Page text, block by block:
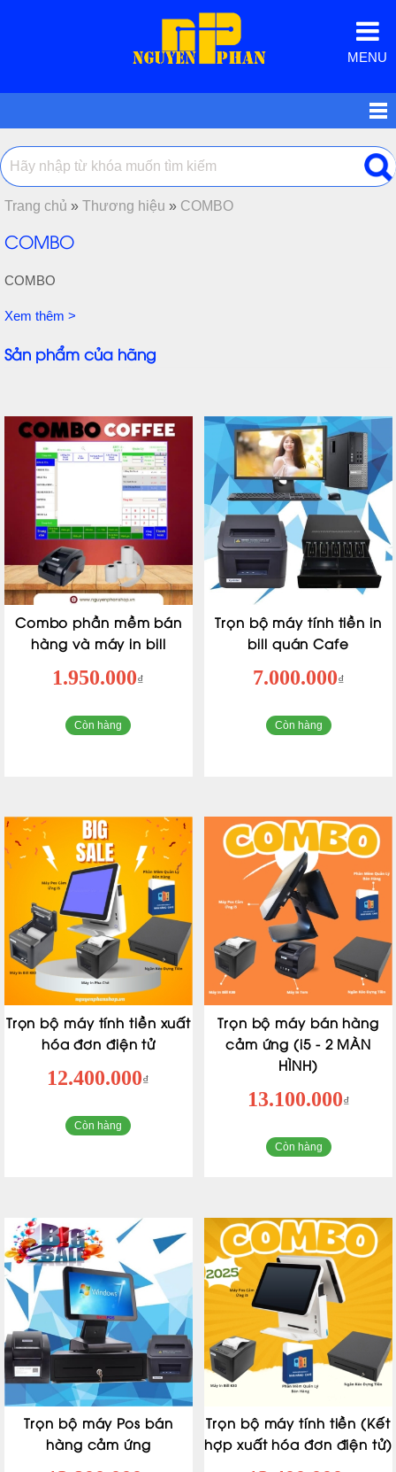
MENU
Trang chủ » Thương hiệu » COMBO
COMBO
COMBO
Xem thêm >
Sản phẩm của hãng
Combo phần mềm bán
hàng và máy in bill
1.950.000₫
Còn hàng
Trọn bộ máy tính tiền in
bill quán Cafe
7.000.000₫
Còn hàng
Trọn bộ máy tính tiền xuất
hóa đơn điện tử
12.400.000₫
Còn hàng
Trọn bộ máy bán hàng
cảm ứng (i5 - 2 MÀN
HÌNH)
13.100.000₫
Còn hàng
Trọn bộ máy Pos bán
hàng cảm ứng
Trọn bộ máy tính tiền (Kết
hợp xuất hóa đơn điện tử)